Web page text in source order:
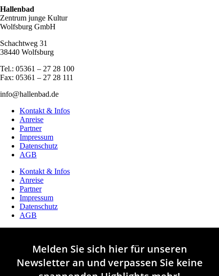
Hallenbad
Zentrum junge Kultur
Wolfsburg GmbH
Schachtweg 31
38440 Wolfsburg
Tel.: 05361 – 27 28 100
Fax: 05361 – 27 28 111
info@hallenbad.de
Kontakt & Infos
Anreise
Partner
Impressum
Datenschutz
AGB
Kontakt & Infos
Anreise
Partner
Impressum
Datenschutz
AGB